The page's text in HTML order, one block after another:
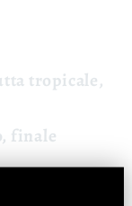
tropicale,
finale